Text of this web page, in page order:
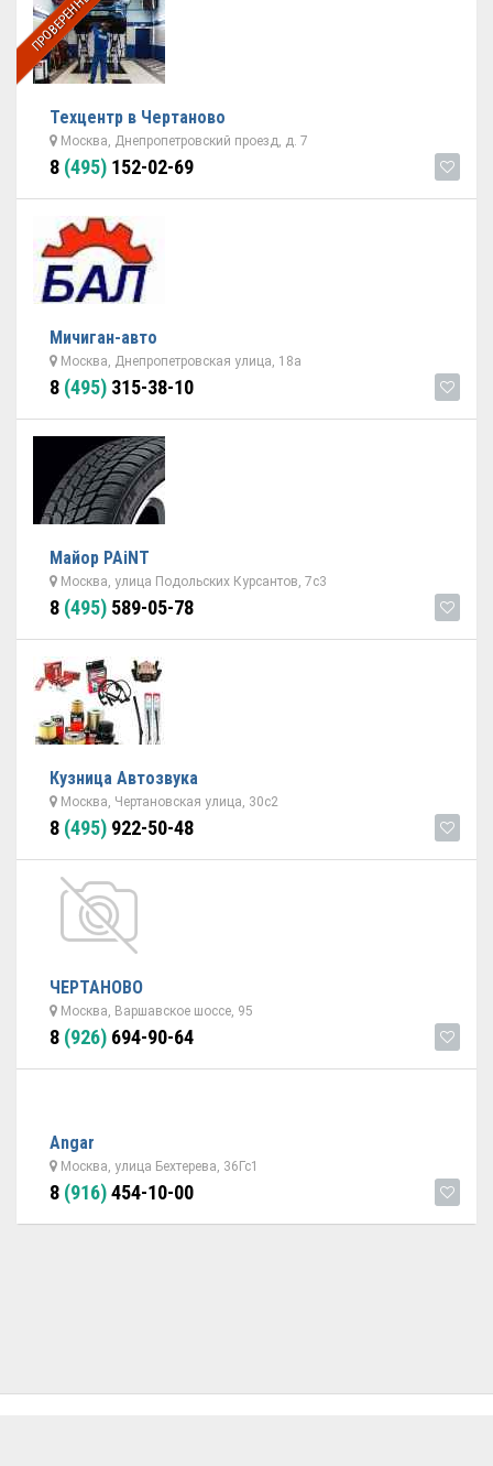
ПРОВЕРЕННЫЙ
Техцентр в Чертаново
Москва, Днепропетровский проезд, д. 7
8 (495) 152-02-69
Мичиган-авто
Москва, Днепропетровская улица, 18а
8 (495) 315-38-10
Майор PAiNT
Москва, улица Подольских Курсантов, 7с3
8 (495) 589-05-78
Кузница Автозвука
Москва, Чертановская улица, 30с2
8 (495) 922-50-48
ЧЕРТАНОВО
Москва, Варшавское шоссе, 95
8 (926) 694-90-64
Angar
Москва, улица Бехтерева, 36Гс1
8 (916)454-10-00